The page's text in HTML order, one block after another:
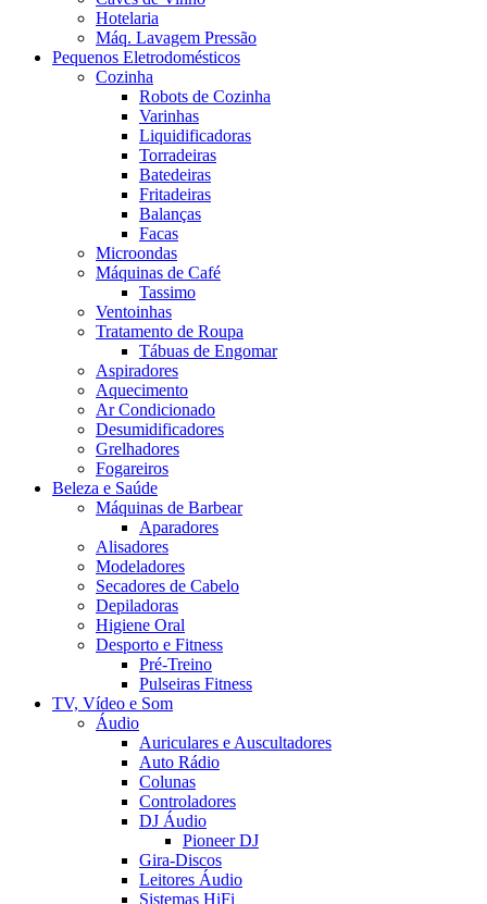
Hotelaria
Máq. Lavagem Pressão
Pequenos Eletrodomésticos
Cozinha
Robots de Cozinha
Varinhas
Liquidificadoras
Torradeiras
Batedeiras
Fritadeiras
Balanças
Facas
Microondas
Máquinas de Café
Tassimo
Ventoinhas
Tratamento de Roupa
Tábuas de Engomar
Aspiradores
Aquecimento
Ar Condicionado
Desumidificadores
Grelhadores
Fogareiros
Beleza e Saúde
Máquinas de Barbear
Aparadores
Alisadores
Modeladores
Secadores de Cabelo
Depiladoras
Higiene Oral
Desporto e Fitness
Pré-Treino
Pulseiras Fitness
TV, Vídeo e Som
Áudio
Auriculares e Auscultadores
Auto Rádio
Colunas
Controladores
DJ Áudio
Pioneer DJ
Gira-Discos
Leitores Áudio
Sistemas HiFi